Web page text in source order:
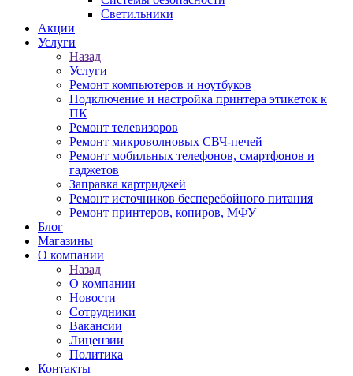
Светильники
Акции
Услуги
Назад
Услуги
Ремонт компьютеров и ноутбуков
Подключение и настройка принтера этикеток к
ПК
Ремонт телевизоров
Ремонт микроволновых СВЧ-печей
Ремонт мобильных телефонов, смартфонов и
гаджетов
Заправка картриджей
Ремонт источников бесперебойного питания
Ремонт принтеров, копиров, МФУ
Блог
Магазины
О компании
Назад
О компании
Новости
Сотрудники
Вакансии
Лицензии
Политика
Контакты